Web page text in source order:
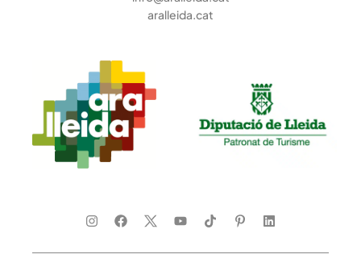
aralleida.cat